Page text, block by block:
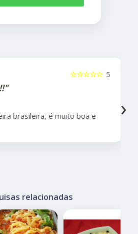
5
☆☆☆☆☆
brasileira, é muito boa e
›
relacionadas